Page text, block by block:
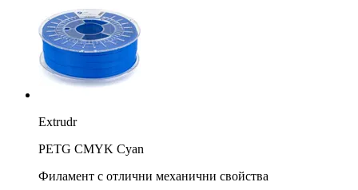
Extrudr
PETG CMYK Cyan
Филамент с отлични механични свойства